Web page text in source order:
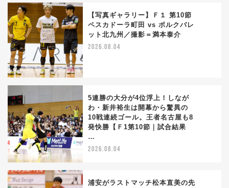
【写真ギャラリー】Ｆ１ 第10節
ペスカドーラ町田 vs ボルクバレ
ット北九州／撮影＝満本泰介
2026.08.04
5連勝の大分が4位浮上！しなが
わ・新井裕生は開幕から驚異の
10戦連続ゴール。王者名古屋も8
発快勝【Ｆ1第10節｜試合結果
…
2026.08.04
浦安がラストマッチ松本直美の先